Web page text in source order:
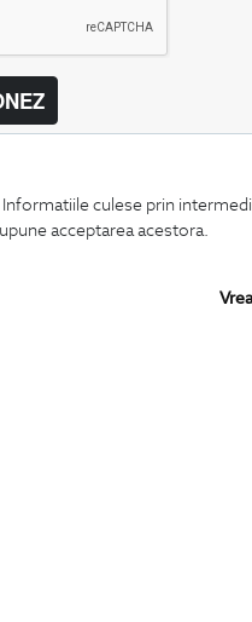
culese prin
acceptarea acestora.
Facebook
LinkedIn